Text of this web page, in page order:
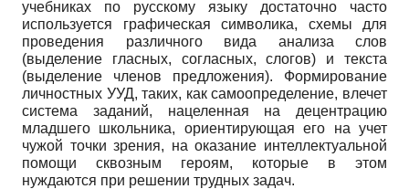
учебниках по русскому языку достаточно часто
используется графическая символика, схемы для
проведения различного вида анализа слов
(выделение гласных, согласных, слогов) и текста
(выделение членов предложения). Формирование
личностных УУД, таких, как самоопределение, влечет
система заданий, нацеленная на децентрацию
младшего школьника, ориентирующая его на учет
чужой точки зрения, на оказание интеллектуальной
помощи сквозным героям, которые в этом
нуждаются при решении трудных задач.